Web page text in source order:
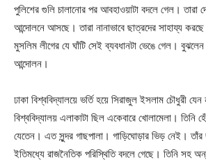
পুলিশের গুলি চালানোর পর আবহাওয়াটা বদলে গেল। তারা
আন্দোলনে আসছে। তারা নানাভাবে ছাত্রদের সাহায্য
মুসলিম লীগের যে ঘাঁটি সেই ব্যবধানটা ভেঙে গেল।
আন্দোলন।
ঢাকা বিশ্ববিদ্যালয়ে ভর্তি হয়ে সিরাজুল ইসলাম চৌধুরী
বিশ্ববিদ্যালয় এলাকাটা ছিল একেবারে খোলামেলা। তিনি
যেতেন। এত সুন্দর গাছপালা। গাড়িঘোড়ার ভিড় নেই। তাঁর
ইতিমধ্যে রাজনৈতিক পরিস্থিতি বদলে গেছে। তিনি সহ